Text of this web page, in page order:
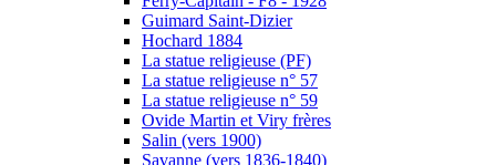
Guimard Saint-Dizier
Hochard 1884
La statue religieuse (PF)
La statue religieuse n° 57
La statue religieuse n° 59
Ovide Martin et Viry frères
Salin (vers 1900)
Savanne (vers 1836-1840)